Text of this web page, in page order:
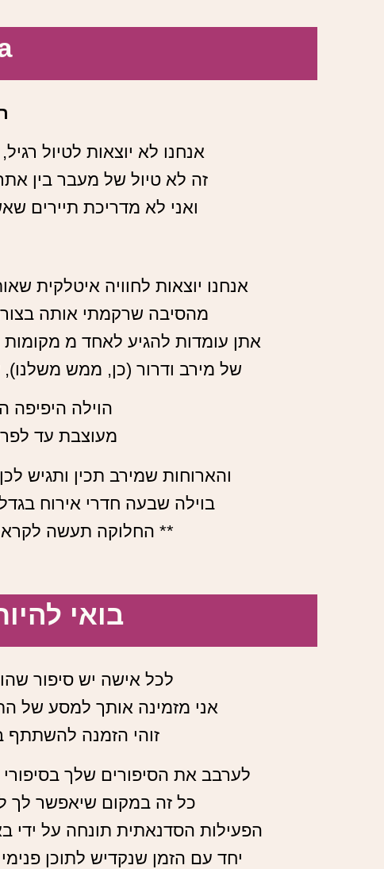
אנחנו לא יוצאות לטיול
זה לא טיול של מעבר בין
ואני לא מדריכת תיירים
אנחנו יוצאות לחוויה איטלקית
מהסיבה שרקמתי אותה
אתן עומדות להגיע לאחד מ
של מירב ודרור (כן, ממש משלנו),
הוילה
מעוצבת עד
והארוחות שמירב תכין ותגיש
בוילה שבעה חדרי אירוח
** החלוקה תעשה
בואי
לכל אישה יש סיפור
אני מזמינה אותך למסע של
זוהי הזמנה להשתתף
לערבב את הסיפורים שלך
כל זה במקום שיאפשר לך
הפעילות הסדנאתית תונחה על ידי
יחד עם הזמן שנקדיש לתוכן